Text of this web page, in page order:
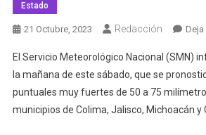
Estado
21 Octubre, 2023 Redacción Deja
El Servicio Meteorológico Nacional (SMN)
la mañana de este sábado, que se
puntuales muy fuertes de 50 a 75
municipios de Colima, Jalisco, Michoacán y